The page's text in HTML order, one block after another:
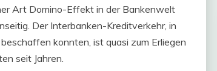
Art Domino-Effekt in der Bankenwelt
Der Interbanken-Kreditverkehr, in
konnten, ist quasi zum Erliegen
seit Jahren.